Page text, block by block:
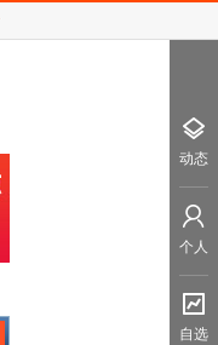
动态
个人
自选